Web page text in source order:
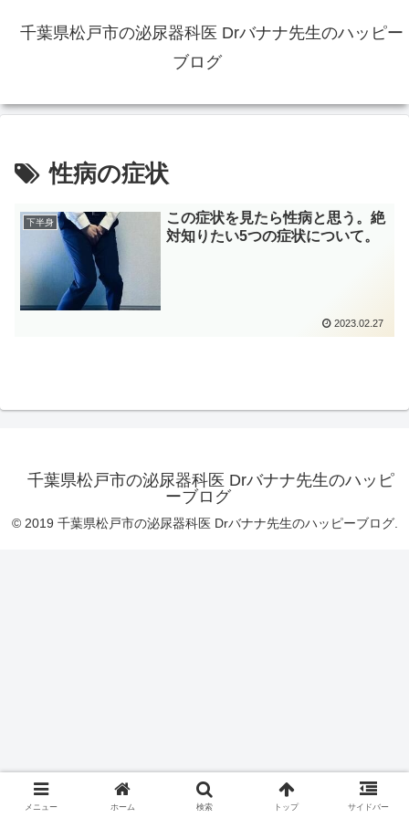
千葉県松戸市の泌尿器科医 Drバナナ先生のハッピー
ブログ
性病の症状
下半身
この症状を見たら性病と思う。絶
対知りたい5つの症状について。
2023.02.27
千葉県松戸市の泌尿器科医 Drバナナ先生のハッピ
ーブログ
© 2019 千葉県松戸市の泌尿器科医 Drバナナ先生のハッピーブログ.
メニュー ホーム 検索 トップ サイドバー